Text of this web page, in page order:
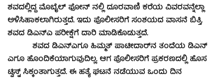
ಶವದಲ್ಲಿದ್ದ ಮೊಬೈಲ್ ಫೋನ್ ನಲ್ಲಿ ದೂರವಾಣಿ ಕರೆಯ ವಿವರವನ್ನೆಲ್ಲಾ
ಅಳಿಸಿಹಾಕಲಾಗಿರುತ್ತದೆ. ಇದು ಪೊಲೀಸರಿಗೆ ಸಂಶಯದ ವಾಸನೆ ಬಿತ್ತಿ,
ಶವದ ಡಿಎನ್​ಎ ಪರೀಕ್ಷೆಗೆ ದಾರಿ ಮಾಡಿಕೊಡುತ್ತದೆ.
ಶವದ ಡಿಎನ್​ಎಗೂ ಹಿಮ್ಮತ್ ಪಾಟೀದಾರ್​ನ ತಂದೆಯ ಡಿಎನ್​
ಎಗೂ ಹೊಂದಿಕೆಯಾಗುವುದಿಲ್ಲ. ಆಗ ಪೊಲೀಸರಿಗೆ ಪ್ರಕರಣದಲ್ಲಿ ಹೊಸ
ಟ್ವಿಸ್ಟ್ ಸಿಕ್ಕಂತಾಗುತ್ತದೆ. ಈ ಹತ್ಯೆ ಘಟನೆ ನಡೆಯುವ ಒಂದು ದಿನ